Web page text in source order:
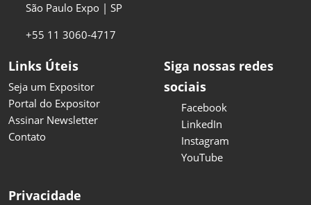
São Paulo Expo | SP
+55 11 3060-4717
Links Úteis
Seja um Expositor
Portal do Expositor
Assinar Newsletter
Contato
Siga nossas redes
sociais
Facebook
LinkedIn
Instagram
YouTube
Privacidade